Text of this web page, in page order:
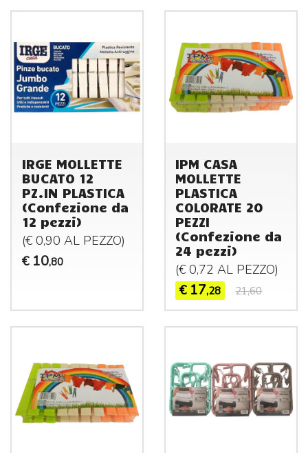
IRGE MOLLETTE
BUCATO 12
PZ.IN PLASTICA
(Confezione da
12 pezzi)
(€ 0,90 AL PEZZO)
€ 10,80
IPM CASA
MOLLETTE
PLASTICA
COLORATE 20
PEZZI
(Confezione da
24 pezzi)
(€ 0,72 AL PEZZO)
€ 17,28 21,60